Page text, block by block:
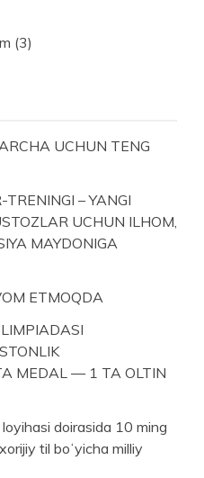
(3)
UCHUN TENG
– YANGI
UCHUN ILHOM,
MAYDONIGA
ETMOQDA
MEDAL — 1 TA OLTIN
doirasida 10 ming
til boʻyicha milliy